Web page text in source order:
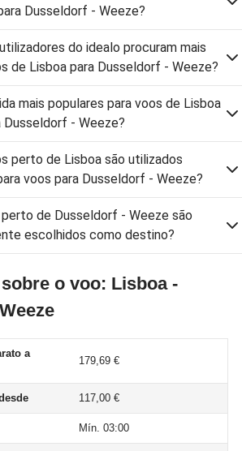
Dusseldorf - Weeze?
do idealo procuram mais
de Lisboa para Dusseldorf - Weeze?
mais populares para voos de Lisboa
Dusseldorf - Weeze?
perto de Lisboa são utilizados
voos para Dusseldorf - Weeze?
de Dusseldorf - Weeze são
escolhidos como destino?
o voo: Lisboa -
a
179,69 €
117,00 €
Mín. 03:00